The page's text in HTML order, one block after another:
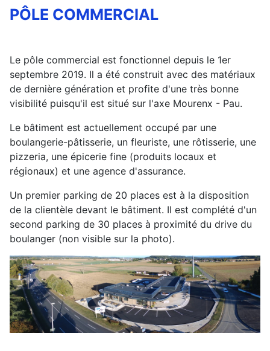
PÔLE COMMERCIAL
Le pôle commercial est fonctionnel depuis le 1er
septembre 2019. Il a été construit avec des matériaux
de dernière génération et profite d'une très bonne
visibilité puisqu'il est situé sur l'axe Mourenx - Pau.
Le bâtiment est actuellement occupé par une
boulangerie-pâtisserie, un fleuriste, une rôtisserie, une
pizzeria, une épicerie fine (produits locaux et
régionaux) et une agence d'assurance.
Un premier parking de 20 places est à la disposition
de la clientèle devant le bâtiment. Il est complété d'un
second parking de 30 places à proximité du drive du
boulanger (non visible sur la photo).